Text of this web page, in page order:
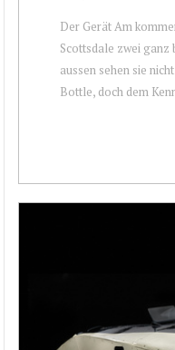
Der Gerät Am
Scottsdale zwei
aussen sehen sie
Bottle, doch dem